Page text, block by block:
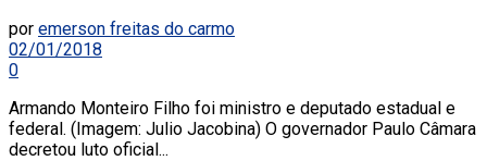
por emerson freitas do carmo
02/01/2018
0
Armando Monteiro Filho foi ministro e deputado estadual e
federal. (Imagem: Julio Jacobina) O governador Paulo Câmara
decretou luto oficial...